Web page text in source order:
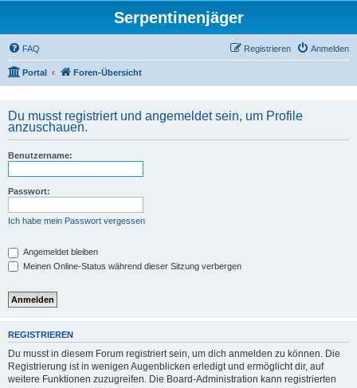
Serpentinenjäger
FAQ Anmelden
Registrieren
Portal Foren-Übersicht
Du musst registriert und angemeldet sein, um Profile
anzuschauen.
Benutzername:
Passwort:
Ich habe mein Passwort vergessen
Angemeldet bleiben
Meinen Online-Status während dieser Sitzung verbergen
REGISTRIEREN
Du musst in diesem Forum registriert sein, um dich anmelden zu können. Die
Registrierung ist in wenigen Augenblicken erledigt und ermöglicht dir, auf
weitere Funktionen zuzugreifen. Die Board-Administration kann registrierten